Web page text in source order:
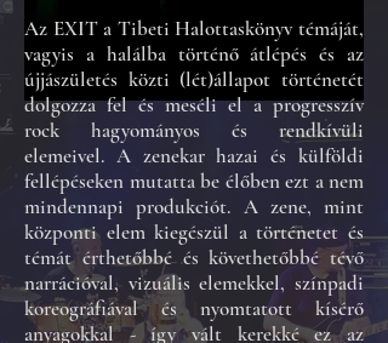
Az EXIT a Tibeti Halottaskönyv témáját,
vagyis a halálba történő átlépés és az
újjászületés közti (lét)állapot történetét
dolgozza fel és meséli el a progresszív
rock hagyományos és rendkívüli
elemeivel. A zenekar hazai és külföldi
fellépéseken mutatta be élőben ezt a nem
mindennapi produkciót. A zene, mint
központi elem kiegészül a történetet és
témát érthetőbbé és követhetőbbé tévő
narrációval, vizuális elemekkel, színpadi
koreográfiával és nyomtatott kísérő
anyagokkal - így vált kerekké ez az